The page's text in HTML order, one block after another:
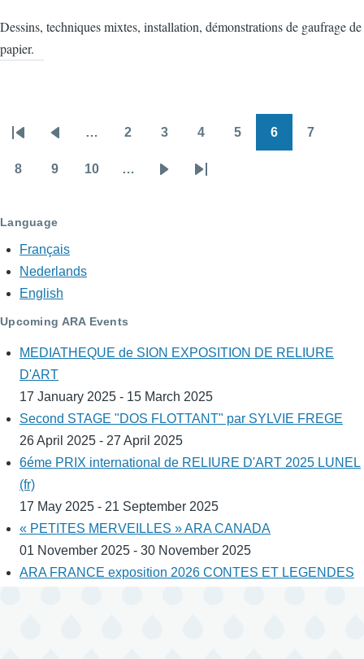
Dessins, techniques mixtes, installation, démonstrations de gaufrage de
papier.
Pagination
First
page
Previous
page
… 2 3 4 5 6 7
8 9 10 …
Last
Language
Français
Nederlands
English
Upcoming ARA Events
MEDIATHEQUE de SION EXPOSITION DE RELIURE
D'ART
17 January 2025 - 15 March 2025
Second STAGE "DOS FLOTTANT" par SYLVIE FREGE
26 April 2025 - 27 April 2025
6éme PRIX international de RELIURE D'ART 2025 LUNEL
(fr)
17 May 2025 - 21 September 2025
« PETITES MERVEILLES » ARA CANADA
01 November 2025 - 30 November 2025
ARA FRANCE exposition 2026 CONTES ET LEGENDES